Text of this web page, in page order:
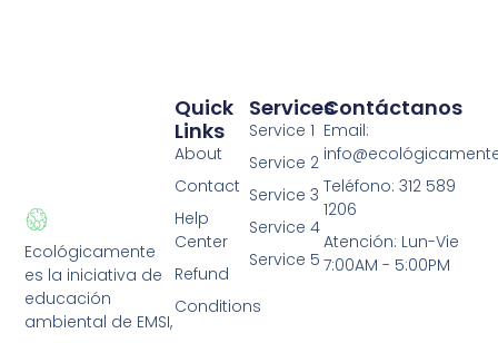
Ecológicamente
es la iniciativa de
educación
ambiental de EMSI,
Services
Service 1
Service 2
Service 3
Service 4
Service 5
Quick
Links
About
Contact
Help
Center
Refund
Conditions
Contáctanos
Email:
Teléfono: 312 589
1206
Atención: Lun-Vie
7:00AM - 5:00PM